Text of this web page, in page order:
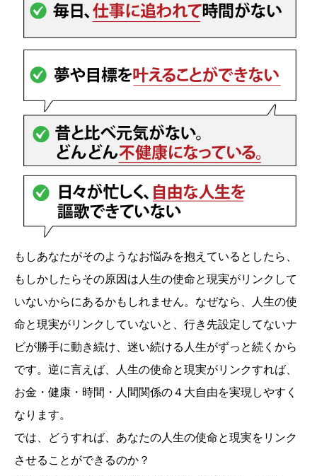
もしあなたがそのようなお悩みを抱えているとしたら、
もしかしたらその原因は人生の使命と現実がリンクして
いないからにあるかもしれません。なぜなら、人生の使
命と現実がリンクしていないと、行き先設定してないナ
ビが勝手に動き続け、迷い続ける人生がずっと続くから
です。逆に言えば、人生の使命と現実がリンクすれば、
お金・健康・時間・人間関係の４大自由を実現しやすく
なります。
では、どうすれば、あなたの人生の使命と現実をリンク
させることができるのか？